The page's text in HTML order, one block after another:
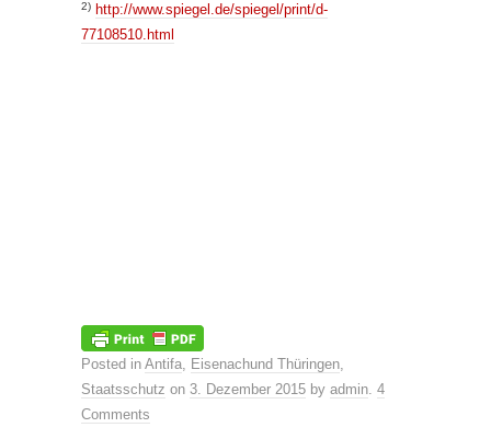
2) http://www.spiegel.de/spiegel/print/d-
77108510.html
Posted in Antifa Eisenachund Thüringen
Staatsschutz on 3. Dezember 2015 by admin 4
Comments